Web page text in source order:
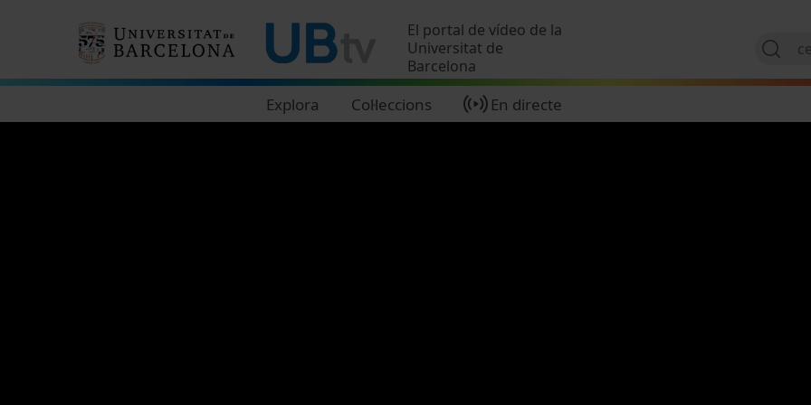
El portal de vídeo de la
Universitat de
Barcelona
Explora Col·leccions En directe